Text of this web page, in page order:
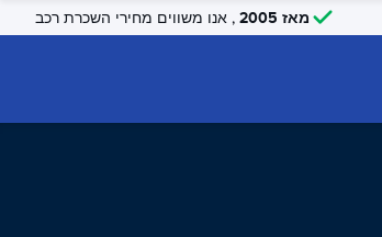
מאז 2005 , אנו משווים מחירי השכרת רכב